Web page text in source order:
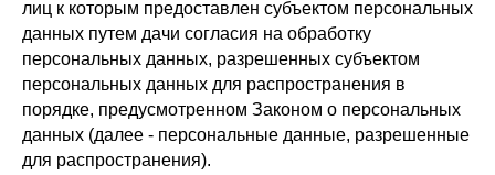
лиц к которым предоставлен субъектом персональных
данных путем дачи согласия на обработку
персональных данных, разрешенных субъектом
персональных данных для распространения в
порядке, предусмотренном Законом о персональных
данных (далее - персональные данные, разрешенные
для распространения).